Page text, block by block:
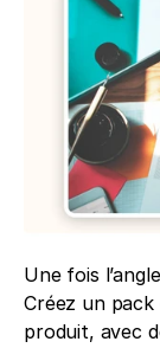
Une fois
Créez un
produit, avec